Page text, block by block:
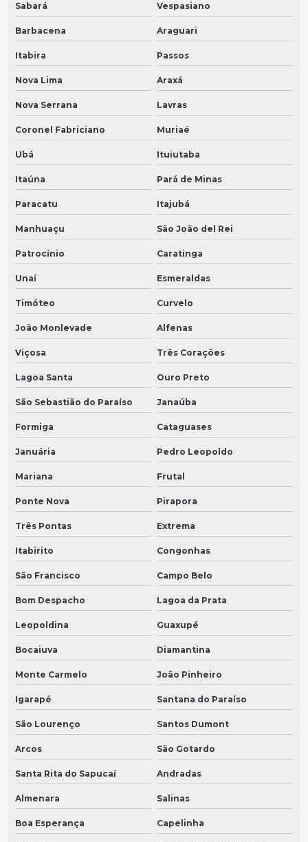
Sabará Vespasiano
Barbacena Araguari
Itabira Passos
Nova Lima Araxá
Nova Serrana Lavras
Coronel Fabriciano Muriaé
Ubá Ituiutaba
Itaúna Pará de Minas
Paracatu Itajubá
Manhuaçu São João del Rei
Patrocínio Caratinga
Unaí Esmeraldas
Timóteo Curvelo
João Monlevade Alfenas
Viçosa Três Corações
Lagoa Santa Ouro Preto
São Sebastião do Paraíso Janaúba
Formiga Cataguases
Januária Pedro Leopoldo
Mariana Frutal
Ponte Nova Pirapora
Três Pontas Extrema
Itabirito Congonhas
São Francisco Campo Belo
Bom Despacho Lagoa da Prata
Leopoldina Guaxupé
Bocaiuva Diamantina
Monte Carmelo João Pinheiro
Igarapé Santana do Paraíso
São Lourenço Santos Dumont
Arcos São Gotardo
Santa Rita do Sapucaí Andradas
Almenara Salinas
Boa Esperança Capelinha